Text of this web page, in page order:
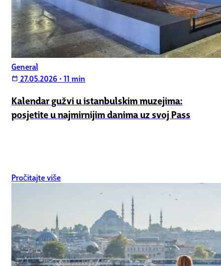
General
calendar_today 27.05.2026 • 11 min
Kalendar gužvi u istanbulskim muzejima:
posjetite u najmirnijim danima uz svoj Pass
Pročitajte više